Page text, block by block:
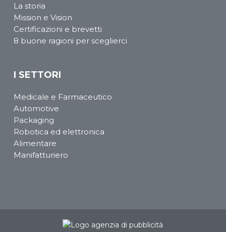
La storia
Mission e Vision
Certificazioni e brevetti
8 buone ragioni per sceglierci
I SETTORI
Medicale e Farmaceutico
Automotive
Packaging
Robotica ed elettronica
Alimentare
Manifatturiero